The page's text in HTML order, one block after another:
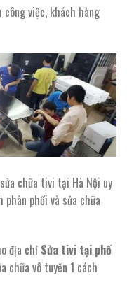
việc, khách hàng
chữa tivi tại Hà Nội uy
phối và sửa chữa
địa chỉ Sửa tivi tại phố
chữa vô tuyến 1 cách